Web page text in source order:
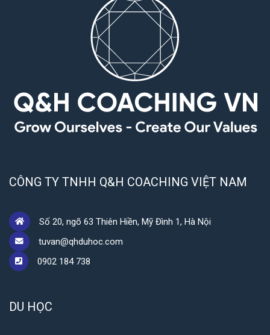
CÔNG TY TNHH Q&H COACHING VIỆT NAM
Số 20, ngõ 63 Thiên Hiền, Mỹ Đình 1, Hà Nội
tuvan@qhduhoc.com
0902 184 738
DU HỌC